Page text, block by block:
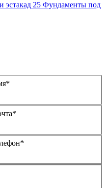
эстакад 25 Фундаменты под